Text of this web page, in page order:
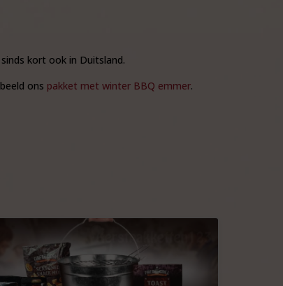
kort ook in Duitsland.
ons pakket met winter BBQ emmer.